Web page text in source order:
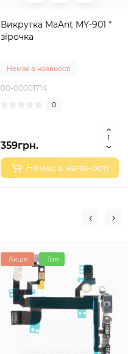
Викрутка MaAnt MY-901 *
зірочка
Немає в наявності
00-00001714
0
359грн.
Немає в наявності
Акція Топ